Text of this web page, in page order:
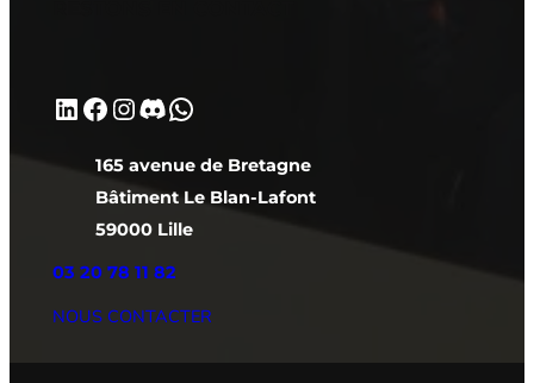
LinkedIn
Facebook
Instagram
Discord
WhatsApp
165 avenue de Bretagne
Bâtiment Le Blan-Lafont
59000 Lille
03 20 78 11 82
NOUS CONTACTER